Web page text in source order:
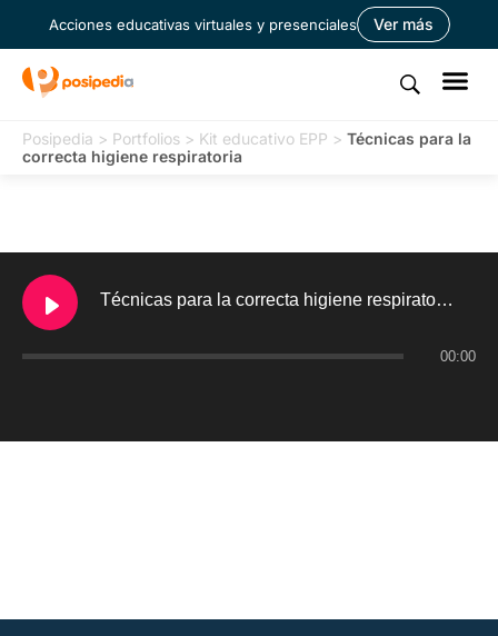
Acciones educativas virtuales y presenciales Ver más
Posipedia > Portfolios > Kit educativo EPP > Técnicas para la
correcta higiene respiratoria
Técnicas para la correcta higiene respiratoria
00:00